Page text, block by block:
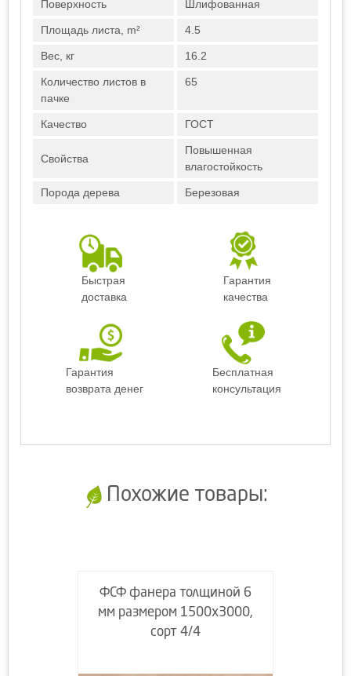
Поверхность Шлифованная
Площадь листа, m² 4.5
Вес, кг 16.2
Количество листов в
пачке
65
Качество ГОСТ
Свойства
Повышенная
влагостойкость
Порода дерева Березовая
Быстрая
доставка
Гарантия
качества
Гарантия
возврата денег
Бесплатная
консультация
Похожие товары:
ФСФ фанера толщиной 6
мм размером 1500х3000,
сорт 4/4